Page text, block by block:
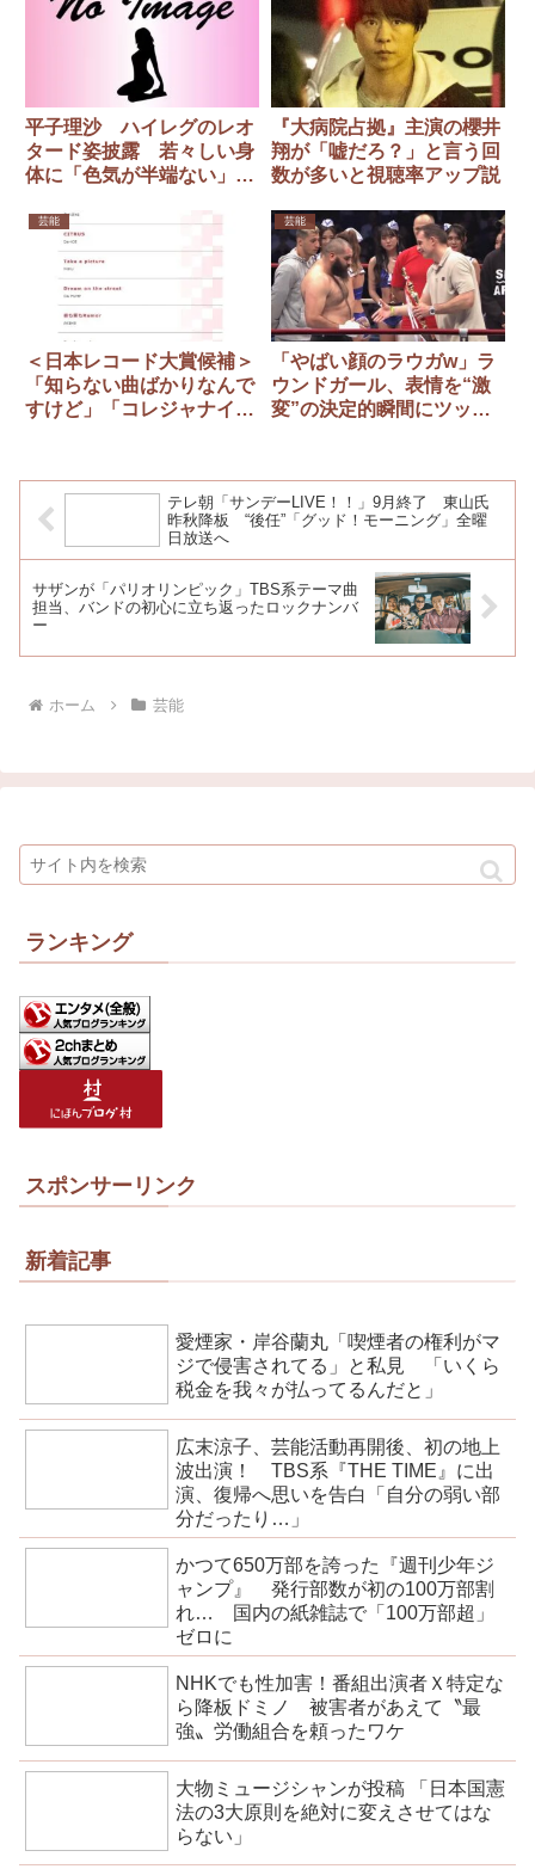
聴者は板挟み
平子理沙 ハイレグのレオ
タード姿披露 若々しい身
体に「色気が半端ない」
『大病院占拠』主演の櫻井
翔が「嘘だろ？」と言う回
数が多いと視聴率アップ説
芸能
＜日本レコード大賞候補＞
「知らない曲ばかりなんで
すけど」「コレジャナイ
芸能
「やばい顔のラウガw」ラ
ウンドガール、表情を“激
変”の決定的瞬間にツッコ
テレ朝「サンデーLIVE！！」9月終了 東山氏
昨秋降板 “後任”「グッド！モーニング」全曜
日放送へ
サザンが「パリオリンピック」TBS系テーマ曲
担当、バンドの初心に立ち返ったロックナンバ
ー
ホーム 芸能
ランキング
スポンサーリンク
新着記事
愛煙家・岸谷蘭丸「喫煙者の権利がマ
ジで侵害されてる」と私見 「いくら
税金を我々が払ってるんだと」
広末涼子、芸能活動再開後、初の地上
波出演！ TBS系『THE TIME』に出
演、復帰へ思いを告白「自分の弱い部
分だったり…」
かつて650万部を誇った『週刊少年ジ
ャンプ』 発行部数が初の100万部割
れ… 国内の紙雑誌で「100万部超」
ゼロに
NHKでも性加害！番組出演者Ｘ特定な
ら降板ドミノ 被害者があえて〝最
強〟労働組合を頼ったワケ
大物ミュージシャンが投稿 「日本国憲
法の3大原則を絶対に変えさせてはな
らない」